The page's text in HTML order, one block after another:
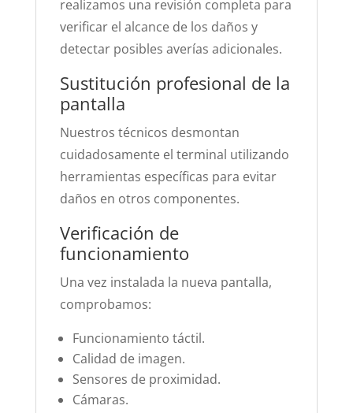
realizamos una revisión completa para
verificar el alcance de los daños y
detectar posibles averías adicionales.
Sustitución profesional de la
pantalla
Nuestros técnicos desmontan
cuidadosamente el terminal utilizando
herramientas específicas para evitar
daños en otros componentes.
Verificación de
funcionamiento
Una vez instalada la nueva pantalla,
comprobamos:
Funcionamiento táctil.
Calidad de imagen.
Sensores de proximidad.
Cámaras.